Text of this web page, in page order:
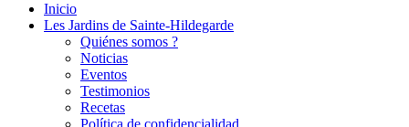
Inicio
Les Jardins de Sainte-Hildegarde
Quiénes somos ?
Noticias
Eventos
Testimonios
Recetas
Política de confidencialidad